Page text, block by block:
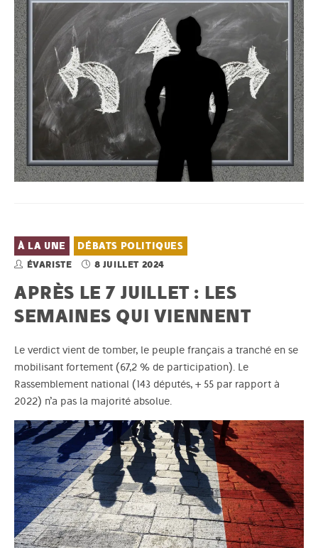
À LA UNE DÉBATS POLITIQUES
ÉVARISTE 8 JUILLET 2024
APRÈS LE 7 JUILLET : LES
SEMAINES QUI VIENNENT
Le verdict vient de tomber, le peuple français a tranché en se
mobilisant fortement (67,2 % de participation). Le
Rassemblement national (143 députés, + 55 par rapport à
2022) n’a pas la majorité absolue.